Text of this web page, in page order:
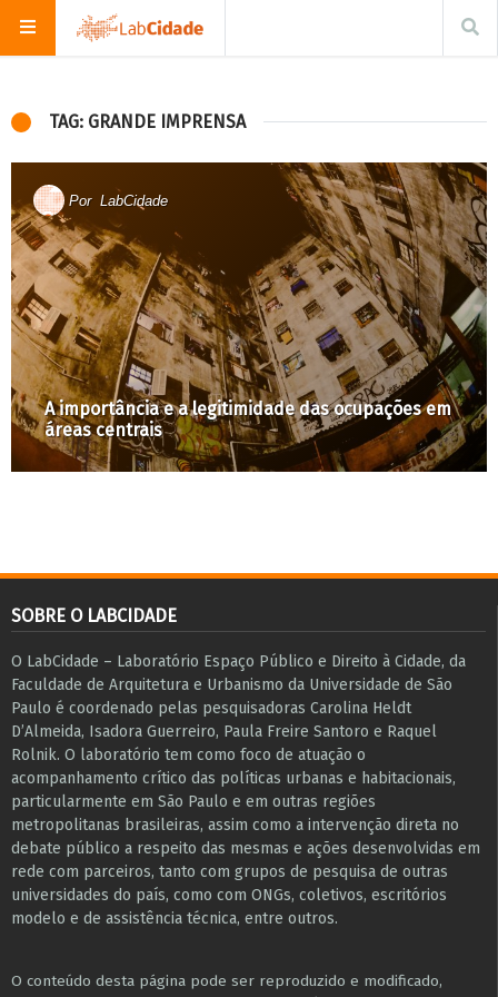
TAG: GRANDE IMPRENSA
Por LabCidade
A importância e a legitimidade das ocupações em
áreas centrais
SOBRE O LABCIDADE
O LabCidade – Laboratório Espaço Público e Direito à Cidade, da
Faculdade de Arquitetura e Urbanismo da Universidade de São
Paulo é coordenado pelas pesquisadoras Carolina Heldt
D’Almeida, Isadora Guerreiro, Paula Freire Santoro e Raquel
Rolnik. O laboratório tem como foco de atuação o
acompanhamento crítico das políticas urbanas e habitacionais,
particularmente em São Paulo e ​em outras regiões
metropolitanas brasileiras, assim como a intervenção direta no
debate público a respeito das mesmas e ações desenvolvidas em
r​e​de com parceiros, tanto com grupos de pesquisa ​de outras
universidades do país, como com ONGs, coletivos, escritórios
modelo e de assistência técnica​, entre outros​.
O conteúdo desta página pode ser reproduzido e modificado,